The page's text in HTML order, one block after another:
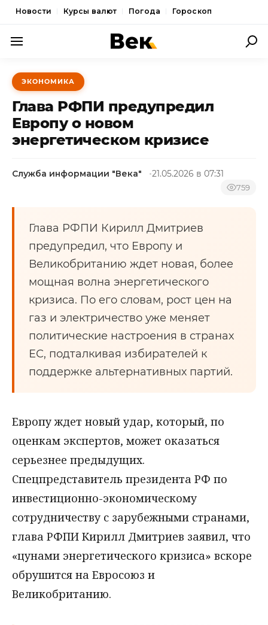
Новости Курсы валют Погода Гороскоп
ПОЛИТИКА
ЭКОНОМИКА
ОБЩЕСТВО
СПОРТ
ЭКОНОМИКА
Глава РФПИ предупредил
Европу о новом
энергетическом кризисе
Служба информации "Века" 21.05.2026 в 07:31
759
Глава РФПИ Кирилл Дмитриев
предупредил, что Европу и
Великобританию ждет новая, более
мощная волна энергетического
кризиса. По его словам, рост цен на
газ и электричество уже меняет
политические настроения в странах
ЕС, подталкивая избирателей к
поддержке альтернативных партий.
Европу ждет новый удар, который, по
оценкам экспертов, может оказаться
серьезнее предыдущих.
Спецпредставитель президента РФ по
инвестиционно-экономическому
сотрудничеству с зарубежными странами,
глава РФПИ Кирилл Дмитриев заявил, что
«цунами энергетического кризиса» вскоре
обрушится на Евросоюз и
Великобританию.